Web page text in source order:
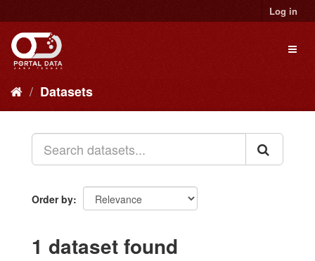
to
content
Log in
Datasets
Order by
1 dataset found